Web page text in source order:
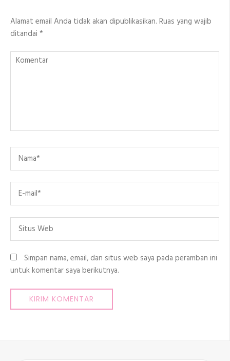
Alamat email Anda tidak akan dipublikasikan. Ruas yang wajib
ditandai *
Komentar
Name
Email
Situs
Web
Simpan nama, email, dan situs web saya pada peramban ini
untuk komentar saya berikutnya.